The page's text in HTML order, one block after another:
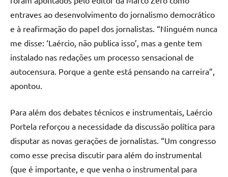
entraves ao desenvolvimento do jornalismo democrático
e à reafirmação do papel dos jornalistas. “Ninguém nunca
me disse: ‘Laércio, não publica isso’, mas a gente tem
instalado nas redações um processo sensacional de
autocensura. Porque a gente está pensando na carreira”,
apontou.
Para além dos debates técnicos e instrumentais, Laércio
Portela reforçou a necessidade da discussão política para
disputar as novas gerações de jornalistas. “Um congresso
como esse precisa discutir para além do instrumental
(que é importante, e que venha o instrumental para